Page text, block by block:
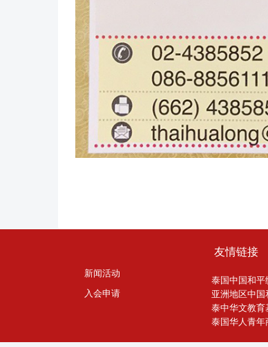
新闻活动
入会申请
友情链接
泰国中国和平
亚洲地区中
泰中华文教育
泰国华人青年